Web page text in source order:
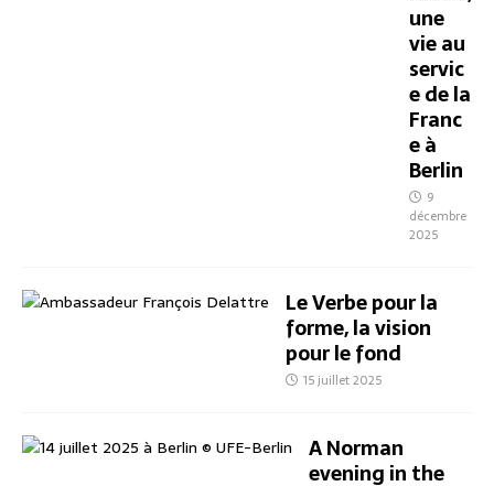
une
vie au
servic
e de la
Franc
e à
Berlin
9
décembre
2025
Le Verbe pour la
forme, la vision
pour le fond
15 juillet 2025
A Norman
evening in the